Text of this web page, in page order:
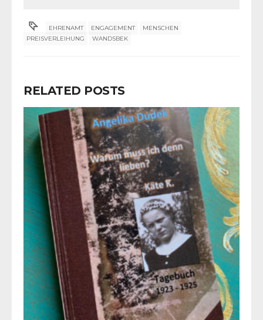
EHRENAMT ENGAGEMENT
MENSCHEN
PREISVERLEIHUNG
WANDSBEK
RELATED POSTS